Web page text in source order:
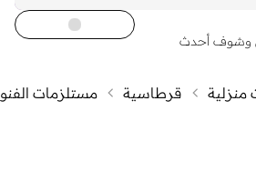
وشوف أحدث
قرطاسية مستلزمات